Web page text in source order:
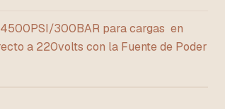
300BAR para cargas en
a 220volts con la Fuente de Poder